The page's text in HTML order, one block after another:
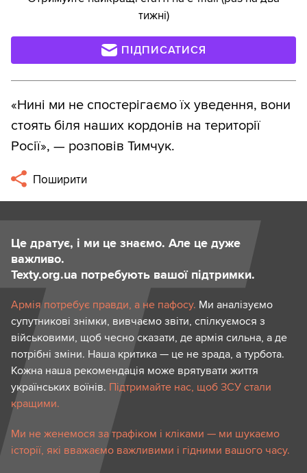
тижні)
ПІДПИСАТИСЯ
«Нині ми не спостерігаємо їх уведення, вони
стоять біля наших кордонів на території
Росії», — розповів Тимчук.
Поширити
Це дратує, і ми це знаємо. Але це дуже
важливо.
Texty.org.ua потребують вашої підтримки.
Армія потребує правди, а не пафосу. Ми аналізуємо
супутникові знімки, вивчаємо звіти, спілкуємося з
військовими, щоб чесно сказати, де армія сильна, а де
потрібні зміни. Наша критика — це не зрада, а турбота.
Кожна наша рекомендація може врятувати життя
українських воїнів. Підтримайте нас, щоб ЗСУ стали
кращими.
Ми не женемося за трафіком і кліками — ми шукаємо
історії, які вважаємо важливими і гідними вашого часу.